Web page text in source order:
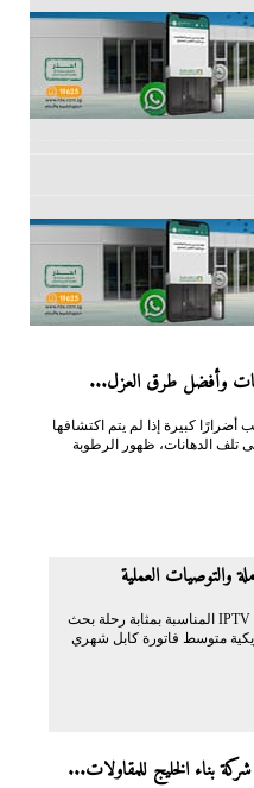
وأفضل طرق العزل...
كبيرة إذا لم يتم اكتشافها
تلف الدهانات، ظهور الرطوبة
في مشهد الترفيه الرقمي المتغير باستمرار، أصبح اختيار خدمة IPTV المناسبة بمثابة رحلة بحث
متوسط فاتورة كابل شهري
بناء الخليج للمقاولات...